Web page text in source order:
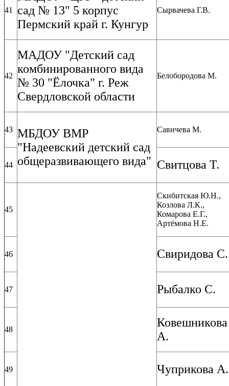
41
сад № 13" 5 корпус
Пермский край г. Кунгур
Сырвачева Г.В.
42
МАДОУ "Детский сад
комбинированного вида
№ 30 "Ёлочка" г. Реж
Свердловской области
Белобородова М.
43 МБДОУ ВМР
"Надеевский детский сад
общеразвивающего вида"
Савичева М.
44 Свитцова Т.
45
Скибитская Ю.Н.,
Козлова Л.К.,
Комарова Е.Г.,
Артёмова Н.Е.
46 Свиридова С.
47 Рыбалко С.
48
Ковешникова
А.
49 Чуприкова А.